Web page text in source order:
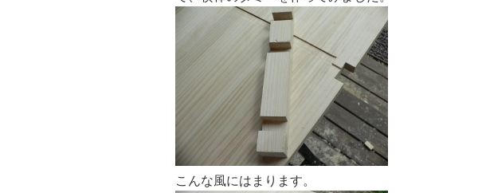
こんな風にはまります。